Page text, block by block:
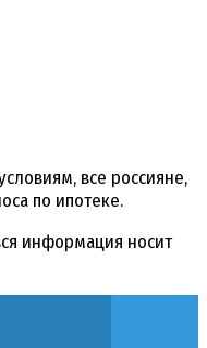
все россияне,
по ипотеке.
информация носит